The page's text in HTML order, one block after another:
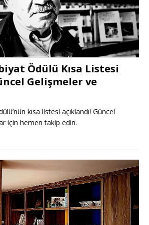
Ödülü Kısa Listesi
Gelişmeler ve
kısa listesi açıklandı! Güncel
için hemen takip edin.